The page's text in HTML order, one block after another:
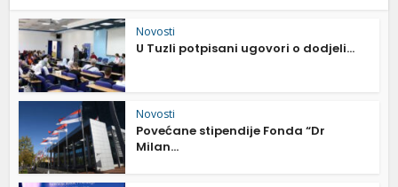
Novosti
U Tuzli potpisani ugovori o dodjeli...
Novosti
Povećane stipendije Fonda “Dr
Milan...